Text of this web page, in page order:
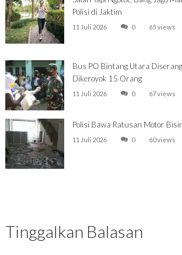
Polisi di Jaktim
11 Juli 2026 0 65 views
Bus PO Bintang Utara
Dikeroyok 15 Orang
11 Juli 2026 0 67 views
Polisi Bawa Ratusan Motor
11 Juli 2026 0 60 views
Tinggalkan Balasan